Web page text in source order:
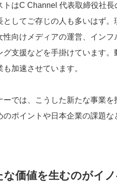
はC Channel 代表取締役社
としてご存じの人も多いはず
性向けメディアの運営、イン
グ支援などを手掛けています
加速させています。
ーでは、こうした新たな事業
のポイントや日本企業の課題な
な価値を生むのがイ